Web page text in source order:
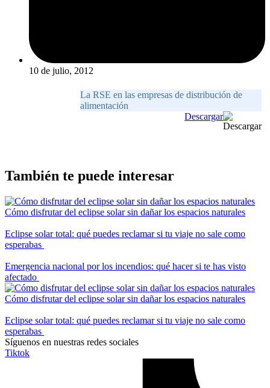
10 de julio, 2012
La RSE en las empresas de distribución de
alimentación
Descargar
También te puede interesar
Cómo disfrutar del eclipse solar sin dañar los espacios naturales
Eclipse solar total: qué puedes reclamar si tu viaje no sale como
esperabas
Emergencia nacional por los incendios: qué hacer si te has visto
afectado
Cómo disfrutar del eclipse solar sin dañar los espacios naturales
Eclipse solar total: qué puedes reclamar si tu viaje no sale como
esperabas
Síguenos en nuestras redes sociales
Tiktok